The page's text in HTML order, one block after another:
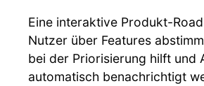
Eine interaktive Produkt-
Nutzer über Features
bei der Priorisierung hilft und
automatisch benachrichtigt